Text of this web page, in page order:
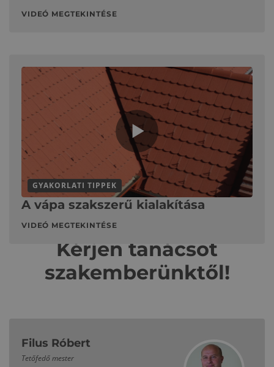
VIDEÓ MEGTEKINTÉSE
GYAKORLATI TIPPEK
A vápa szakszerű kialakítása
VIDEÓ MEGTEKINTÉSE
Kérjen tanácsot
szakemberünktől!
Filus Róbert
Tetőfedő mester